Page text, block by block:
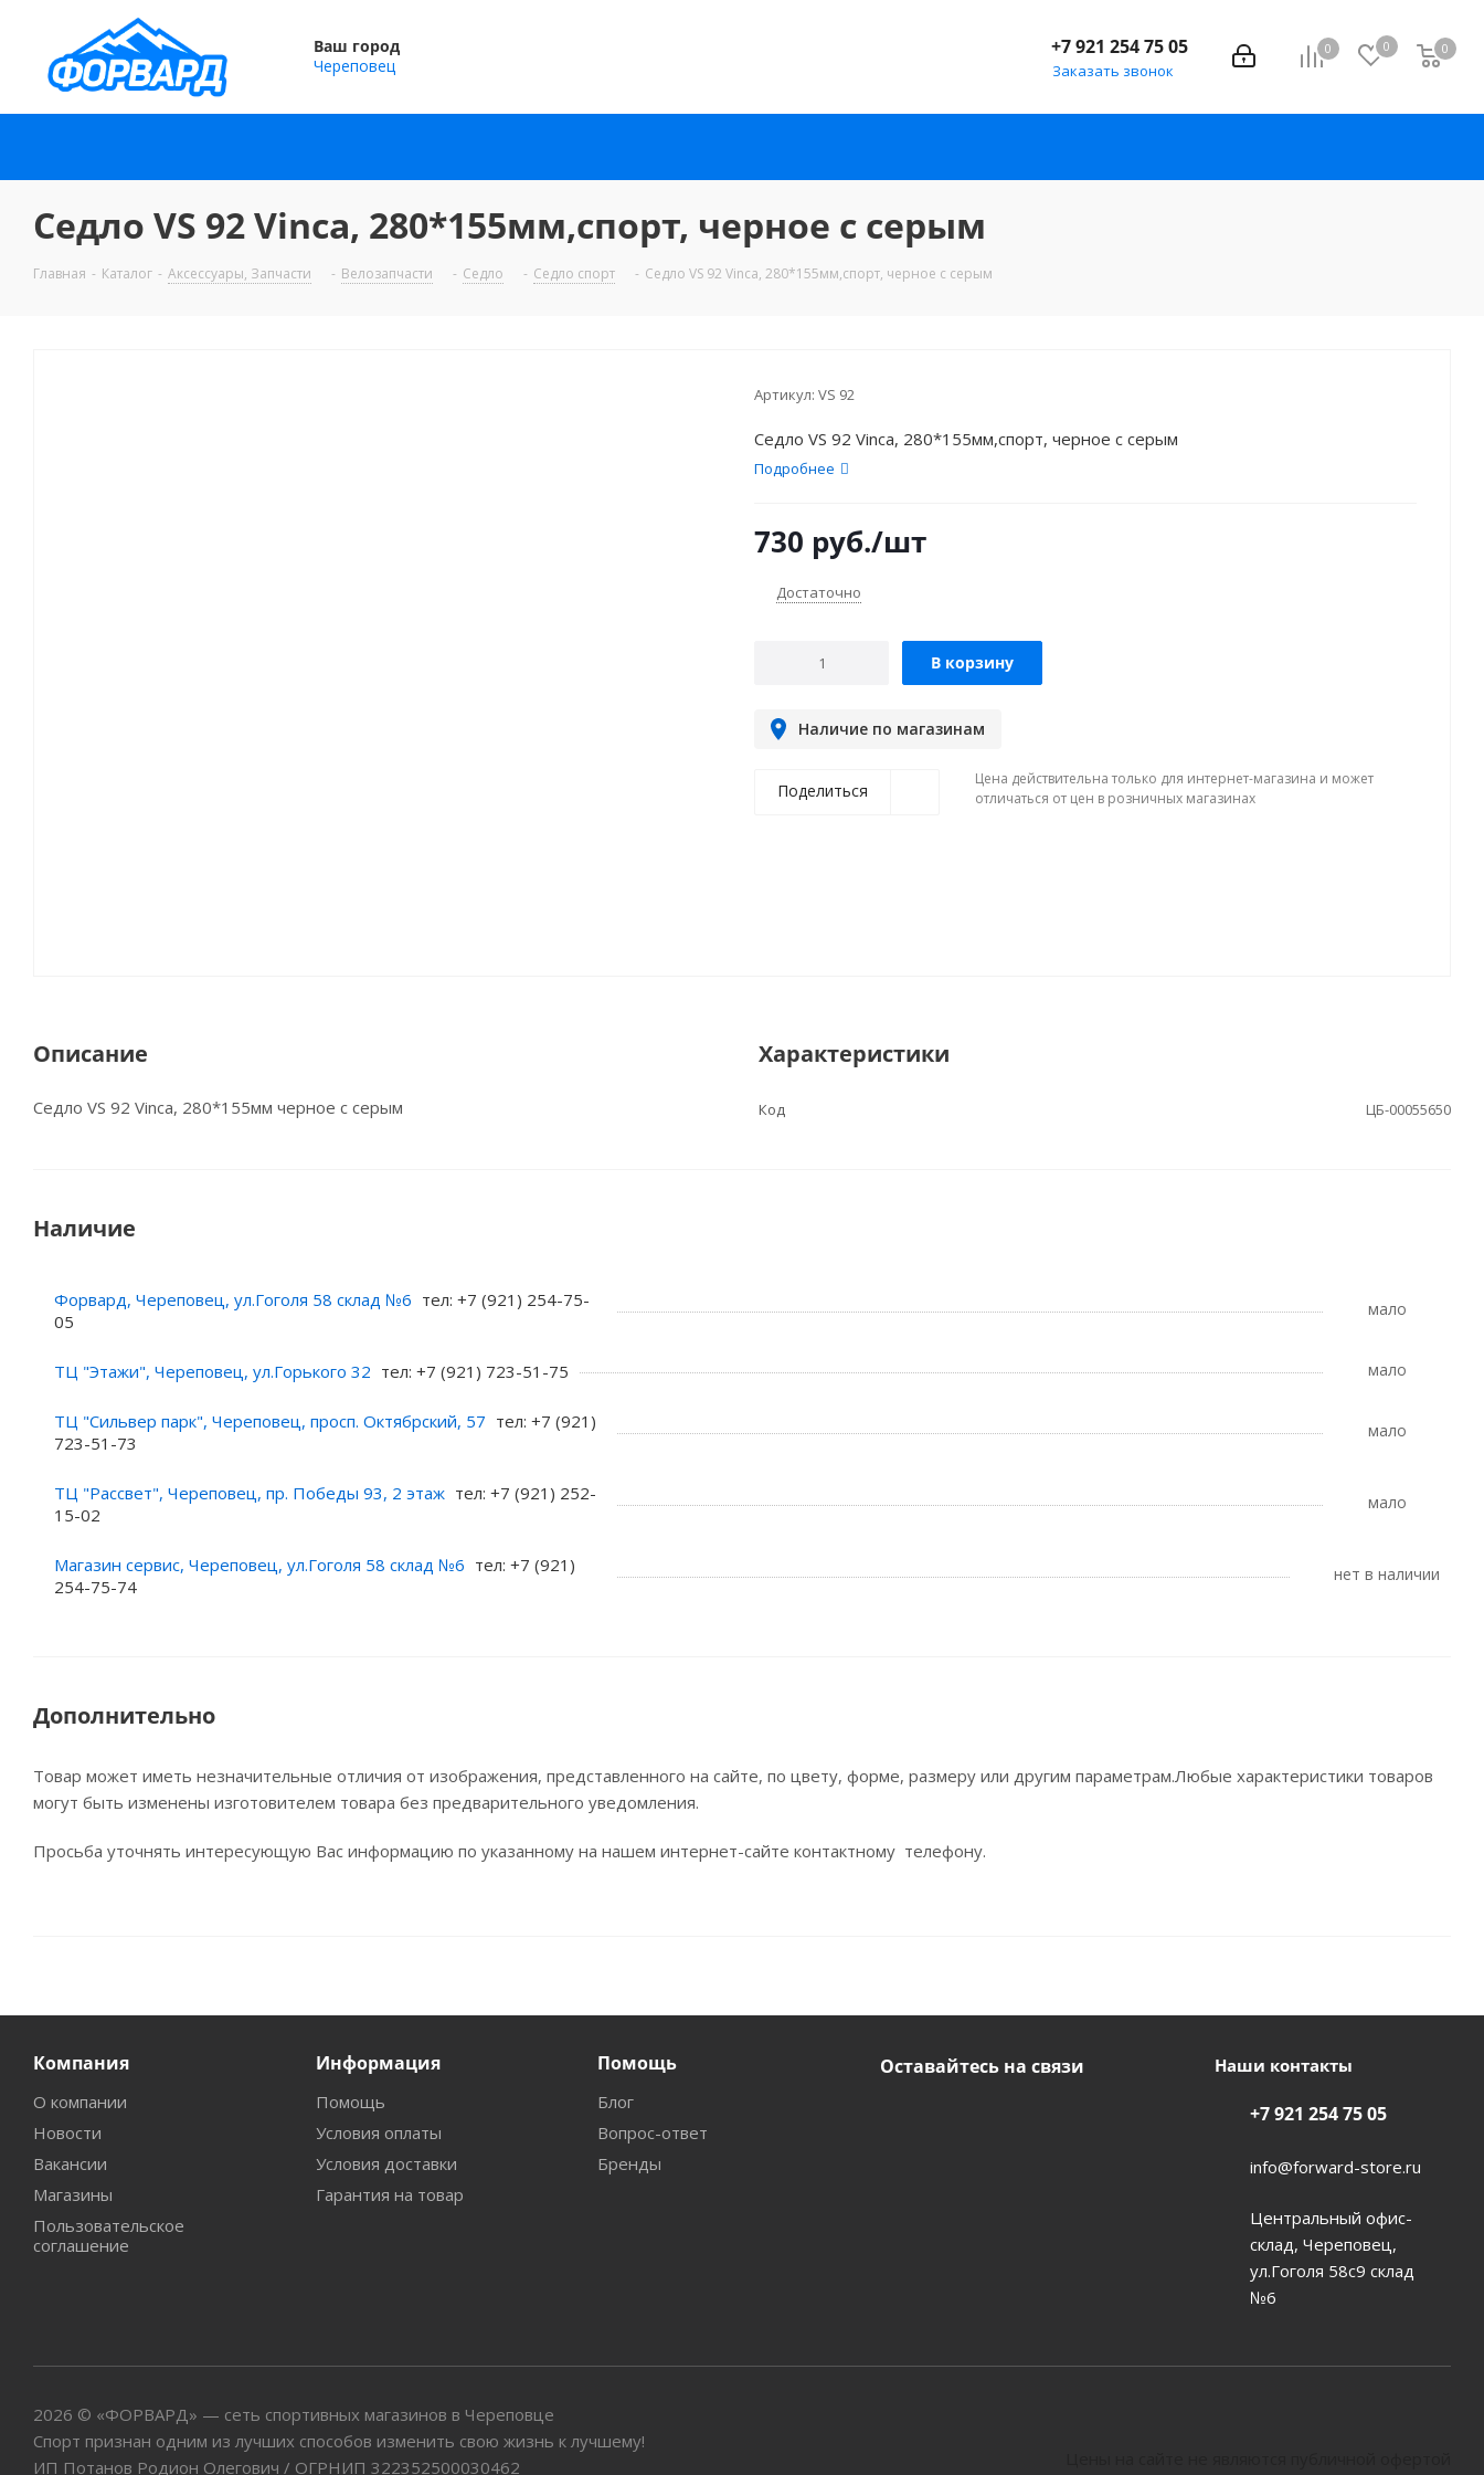
Ваш город
Череповец
0 0 0
+7 921 254 75 05
Заказать звонок
Седло VS 92 Vinca, 280*155мм,спорт, черное с серым
Главная - Каталог - Аксессуары, Запчасти - Велозапчасти - Седло - Седло спорт - Седло VS 92 Vinca, 280*155мм,спорт, черное с серым
Артикул: VS 92
Седло VS 92 Vinca, 280*155мм,спорт, черное с серым
Подробнее
730 руб./шт
Достаточно
В корзину
Наличие по магазинам
Поделиться
Цена действительна только для интернет-магазина и может
отличаться от цен в розничных магазинах
Описание
Седло VS 92 Vinca, 280*155мм черное с серым
Характеристики
Код ЦБ-00055650
Наличие
Форвард, Череповец, ул.Гоголя 58 склад №6 тел: +7 (921) 254-75-
05
Мало
ТЦ "Этажи", Череповец, ул.Горького 32 тел: +7 (921) 723-51-75 Мало
ТЦ "Сильвер парк", Череповец, просп. Октябрский, 57 тел: +7 (921)
723-51-73
Мало
ТЦ "Рассвет", Череповец, пр. Победы 93, 2 этаж тел: +7 (921) 252-
15-02
Мало
Магазин сервис, Череповец, ул.Гоголя 58 склад №6 тел: +7 (921)
254-75-74
Нет в наличии
Дополнительно
Товар может иметь незначительные отличия от изображения, представленного на сайте, по цвету, форме, размеру или другим параметрам.Любые характеристики товаров
могут быть изменены изготовителем товара без предварительного уведомления.
Просьба уточнять интересующую Вас информацию по указанному на нашем интернет-сайте контактному телефону.
Компания
О компании
Новости
Вакансии
Магазины
Пользовательское
соглашение
Информация
Помощь
Условия оплаты
Условия доставки
Гарантия на товар
Помощь
Блог
Вопрос-ответ
Бренды
Оставайтесь на связи Наши контакты
+7 921 254 75 05
info@forward-store.ru
Центральный офис-
склад, Череповец,
ул.Гоголя 58с9 склад
№6
2026 © «ФОРВАРД» — сеть спортивных магазинов в Череповце
Спорт признан одним из лучших способов изменить свою жизнь к лучшему!
ИП Потанов Родион Олегович / ОГРНИП 322352500030462